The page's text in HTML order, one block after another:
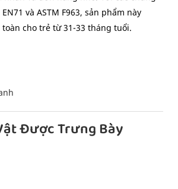
và ASTM F963, sản phẩm này
cho trẻ từ 31-33 tháng tuổi.
Được Trưng Bày